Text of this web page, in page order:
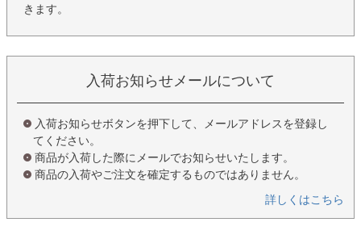
きます。
入荷お知らせメールについて
入荷お知らせボタンを押下して、メールアドレスを登録し
てください。
商品が入荷した際にメールでお知らせいたします。
商品の入荷やご注文を確定するものではありません。
詳しくはこちら